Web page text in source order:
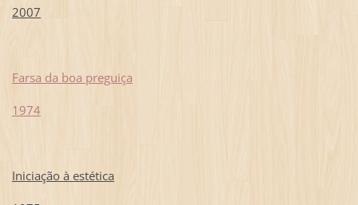
2007
Farsa da boa preguiça
1974
Iniciação à estética